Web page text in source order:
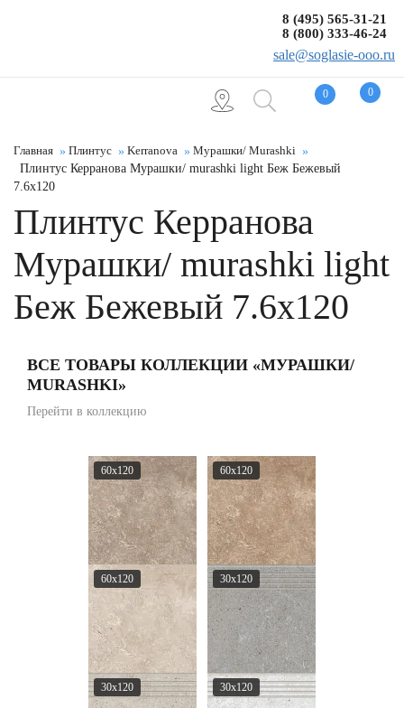
0 0
8 (495) 565-31-21
8 (800) 333-46-24
sale@soglasie-ooo.ru
Главная Плинтус Kerranova
Мурашки/ Murashki
Плинтус Керранова Мурашки/ murashki light Беж Бежевый
7.6x120
Плинтус Керранова
Мурашки/ murashki light
Беж Бежевый 7.6x120
ВСЕ ТОВАРЫ КОЛЛЕКЦИИ «МУРАШКИ/
MURASHKI»
Перейти в коллекцию
60x120 60x120
60x120 30x120
30x120 30x120